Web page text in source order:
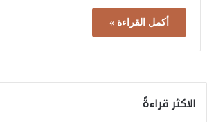
أكمل القراءة »
الاكثر قراءةً